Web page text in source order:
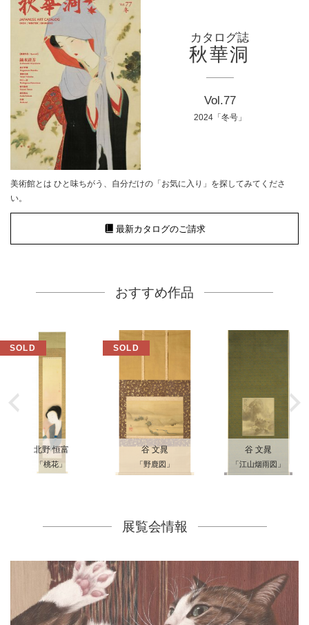
カタログ誌
秋華洞
Vol.77
2024「冬号」
美術館とは ひと味ちがう、自分だけの「お気に入り」を探してみてくださ
い。
最新カタログのご請求
おすすめ作品
北野 恒富
「桃花」
谷 文晁
「野鹿図」
谷 文晁
「江山烟雨図」
展覧会情報